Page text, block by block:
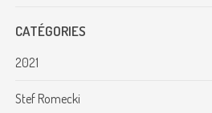
CATÉGORIES
2021
Stef Romecki